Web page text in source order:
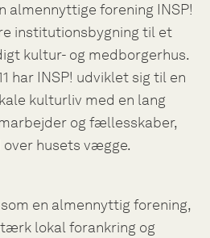
almennyttige forening INSP!
institutionsbygning til et
kultur- og medborgerhus.
har INSP! udviklet sig til en
kulturliv med en lang
og fællesskaber,
husets vægge.
en almennyttig forening,
lokal forankring og